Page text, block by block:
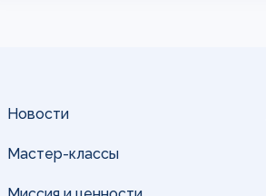
Новости
Мастер-классы